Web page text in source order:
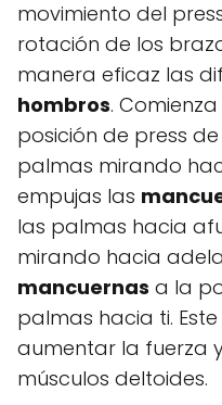
movimiento del
rotación de los
manera eficaz las
hombros.
posición de press de
palmas mirando
empujas las
las palmas hacia
mirando hacia
mancuernas a la
palmas hacia ti.
aumentar la fuerza
músculos deltoides.